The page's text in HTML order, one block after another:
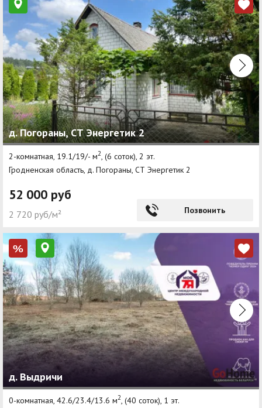
д. Погораны, СТ Энергетик 2
2-комнатная, 19.1/19/- м2 , (6 соток), 2 эт.
Гродненская область, д. Погораны, СТ Энергетик 2
52 000 руб
2 720 руб/м² Позвонить
%
д. Выдричи
0-комнатная, 42.6/23.4/13.6 м2, (40 соток), 1 эт.